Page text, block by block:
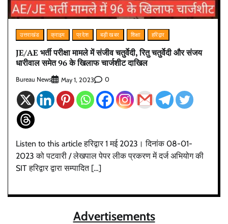
उत्तराखंड क्राइम प्रदेश बड़ी खबर शिक्षा हरिद्वार
JE/AE भर्ती परीक्षा मामले में संजीव चतुर्वेदी, रितु चतुर्वेदी और संजय
धारीवाल समेत 96 के खिलाफ चार्जशीट दाखिल
Bureau News May 1, 2023 0
Listen to this article हरिद्वार 1 मई 2023। दिनांक 08-01-
2023 को पटवारी / लेखपाल पेपर लीक प्रकरण में दर्ज अभियोग की
SIT हरिद्वार द्वारा सम्पादित […]
Advertisements